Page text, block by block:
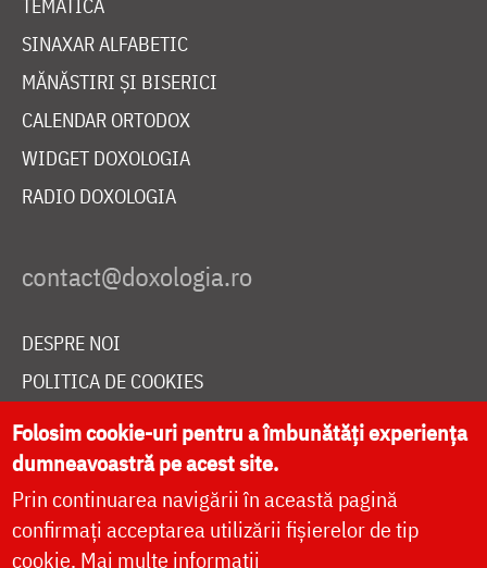
TEMATICĂ
SINAXAR ALFABETIC
MĂNĂSTIRI ȘI BISERICI
CALENDAR ORTODOX
WIDGET DOXOLOGIA
RADIO DOXOLOGIA
DESPRE NOI
POLITICA DE COOKIES
DONEAZĂ ONLINE PENTRU CATEDRALA NAȚIONALĂ
LIVE
Folosim cookie-uri pentru a îmbunătăți experiența
dumneavoastră pe acest site.
Prin continuarea navigării în această pagină
confirmați acceptarea utilizării fișierelor de tip
cookie. Mai multe informații